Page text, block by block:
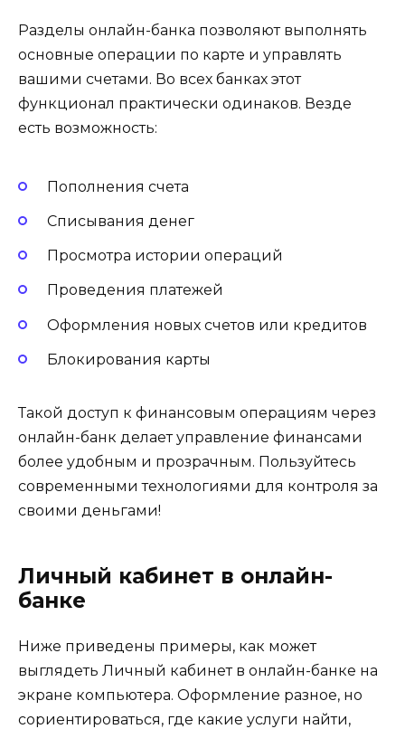
Разделы онлайн-банка позволяют выполнять
основные операции по карте и управлять
вашими счетами. Во всех банках этот
функционал практически одинаков. Везде
есть возможность:
Пополнения счета
Списывания денег
Просмотра истории операций
Проведения платежей
Оформления новых счетов или кредитов
Блокирования карты
Такой доступ к финансовым операциям через
онлайн-банк делает управление финансами
более удобным и прозрачным. Пользуйтесь
современными технологиями для контроля за
своими деньгами!
Личный кабинет в онлайн-
банке
Ниже приведены примеры, как может
выглядеть Личный кабинет в онлайн-банке на
экране компьютера. Оформление разное, но
сориентироваться, где какие услуги найти,